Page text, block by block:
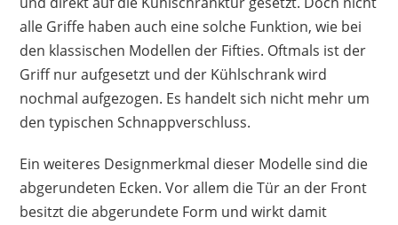
alle Griffe haben auch eine solche Funktion, wie bei
den klassischen Modellen der Fifties. Oftmals ist der
Griff nur aufgesetzt und der Kühlschrank wird
nochmal aufgezogen. Es handelt sich nicht mehr um
den typischen Schnappverschluss.
Ein weiteres Designmerkmal dieser Modelle sind die
abgerundeten Ecken. Vor allem die Tür an der Front
besitzt die abgerundete Form und wirkt damit